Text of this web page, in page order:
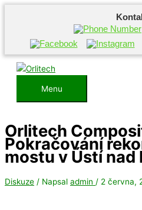
Přeskočit
Menu
Menu
Orlitech
Pokračování
mostu v Ústí nad
Diskuze / Napsal admin / 2 června,